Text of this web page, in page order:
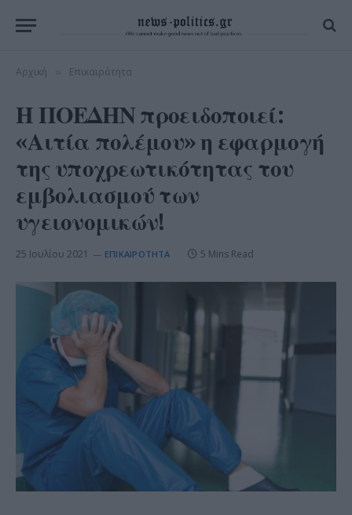
Αρχική Επικαιρότητα
Η ΠΟΕΔΗΝ προειδοποιεί:
«Αιτία πολέμου» η εφαρμογή
της υποχρεωτικότητας του
εμβολιασμού των
υγειονομικών!
25 Ιουλίου 2021 ΕΠΙΚΑΙΡΌΤΗΤΑ 5 Mins Read